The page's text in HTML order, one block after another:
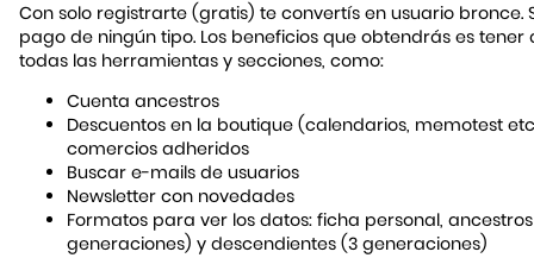
Con solo registrarte (gratis) te convertís en usuario bronce.
pago de ningún tipo. Los beneficios que obtendrás es tener
todas las herramientas y secciones, como:
Cuenta ancestros
Descuentos en la boutique (calendarios, memotest
comercios adheridos
Buscar e-mails de usuarios
Newsletter con novedades
Formatos para ver los datos: ficha personal,
generaciones) y descendientes (3 generaciones)